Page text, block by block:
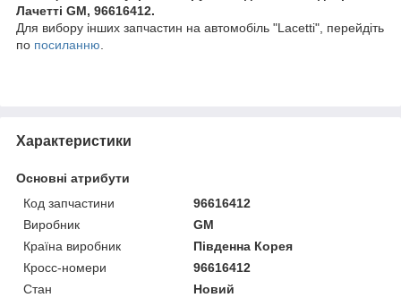
Лачетті GM, 96616412.
Для вибору інших запчастин на автомобіль "Lacetti", перейдіть
по посиланню
Характеристики
Основні атрибути
Код запчастини
96616412
Виробник
GM
Країна виробник
Південна Корея
Кросс-номери
96616412
Стан
Новий